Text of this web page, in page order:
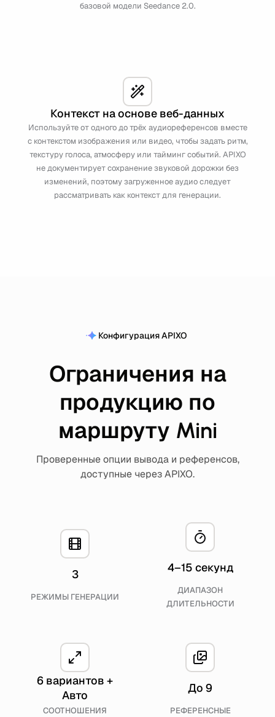
базовой модели Seedance 2.0.
Контекст на основе веб-данных
Используйте от одного до трёх аудиореференсов вместе
с контекстом изображения или видео, чтобы задать ритм,
текстуру голоса, атмосферу или тайминг событий. APIXO
не документирует сохранение звуковой дорожки без
изменений, поэтому загруженное аудио следует
рассматривать как контекст для генерации.
Конфигурация APIXO
Ограничения на
продукцию по
маршруту Mini
Проверенные опции вывода и референсов,
доступные через APIXO.
3
РЕЖИМЫ ГЕНЕРАЦИИ
4–15 секунд
ДИАПАЗОН
ДЛИТЕЛЬНОСТИ
6 вариантов +
Авто
СООТНОШЕНИЯ
До 9
РЕФЕРЕНСНЫЕ